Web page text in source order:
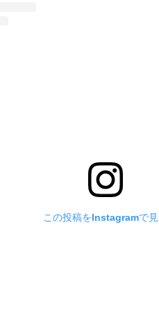
この投稿をInstagramで